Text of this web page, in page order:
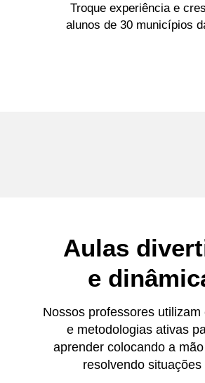
Troque experiência e
alunos de 30 municípios
Aulas
e
Nossos professores utilizam
e metodologias ativas
aprender colocando a
resolvendo situações